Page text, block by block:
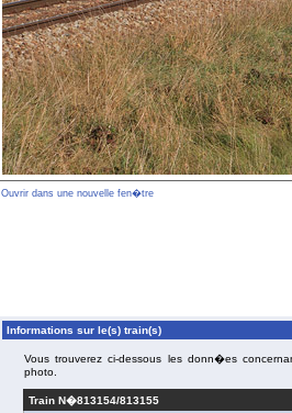
Ouvrir dans une nouvelle fen�tre
Informations sur le(s) train(s)
Vous trouverez ci-dessous les donn�es
photo.
Train N�813154/813155